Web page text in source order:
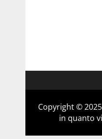
Copyright ©
in quanto